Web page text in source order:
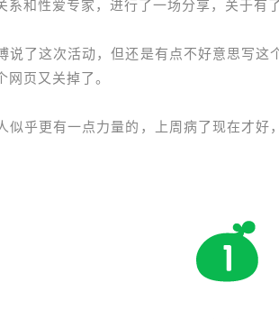
系和性爱专家，进行了一场分享，关于有
说了这次活动，但还是有点不好意思写
网页又关掉了。
似乎更有一点力量的，上周病了现在才